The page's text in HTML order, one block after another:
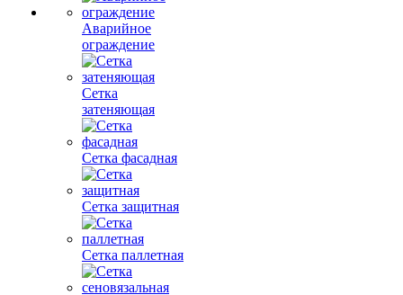
Аварийное
ограждение
Сетка
затеняющая
Сетка фасадная
Сетка защитная
Сетка паллетная